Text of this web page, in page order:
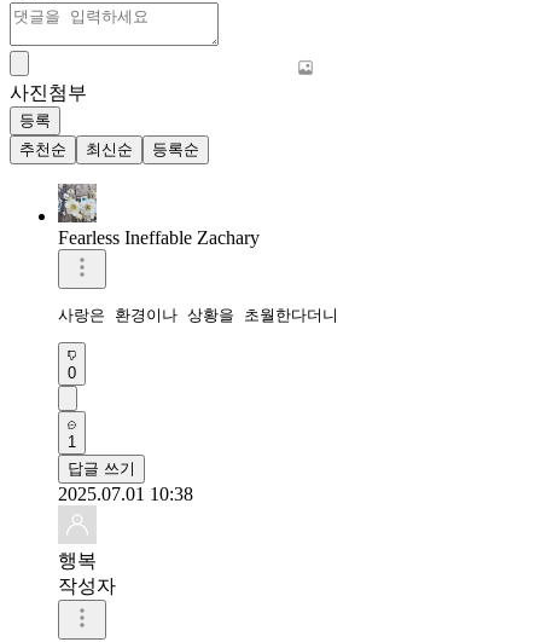
사진첨부
등록
추천순
최신순 등록순
Fearless Ineffable Zachary
사랑은 환경이나 상황을 초월한다더니
0
1
답글 쓰기
2025.07.01 10:38
행복
작성자